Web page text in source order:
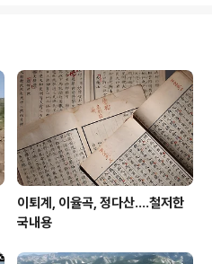
려함에 끌리기
이퇴계, 이율곡, 정다산....철저한
국내용